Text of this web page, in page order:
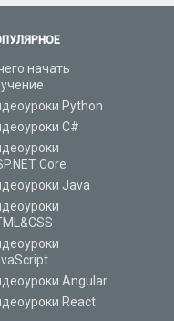
начать
Python
C#
Core
Java
Angular
React